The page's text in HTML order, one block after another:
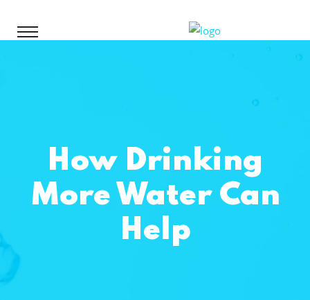
How Drinking
More Water Can
Help